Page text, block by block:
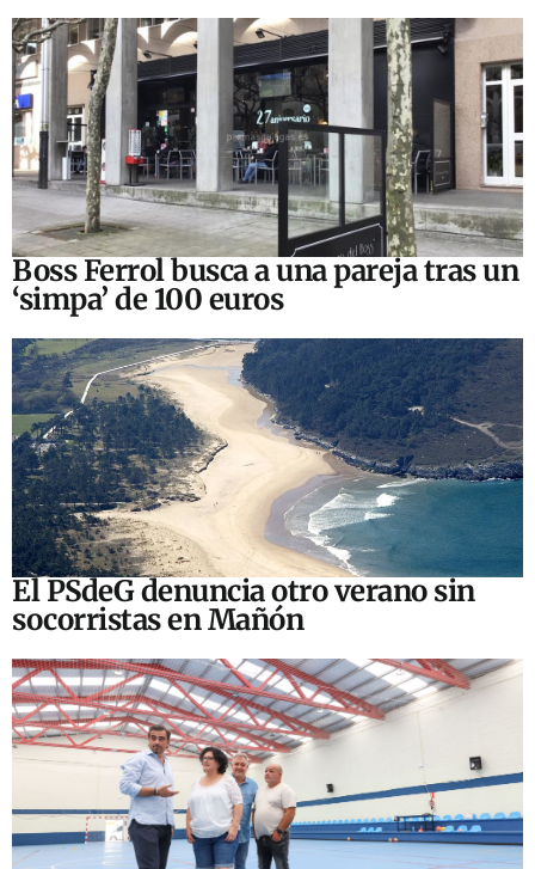
Boss Ferrol busca a una pareja tras un
‘simpa’ de 100 euros
El PSdeG denuncia otro verano sin
socorristas en Mañón